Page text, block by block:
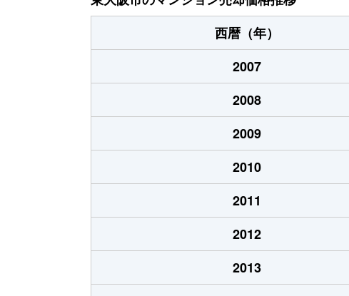
瓜生堂
1,800万円 八戸ノ里
永和
4,300万円 河内永和
永和
1,300万円 ＪＲ河内永和
永和
3,100万円 俊徳道
永和
3,800万円 俊徳道
加納
1,600万円 住道
加納
1,300万円 住道
西暦（年）
2007
2008
2009
2010
2011
2012
2013